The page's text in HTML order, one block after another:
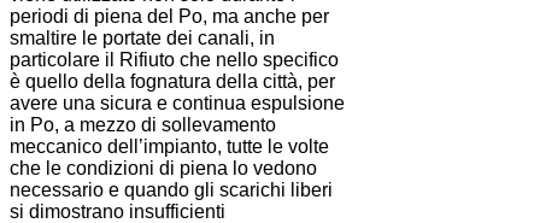
periodi di piena del Po, ma anche per
smaltire le portate dei canali, in
particolare il Rifiuto che nello specifico
è quello della fognatura della città, per
avere una sicura e continua espulsione
in Po, a mezzo di sollevamento
meccanico dell’impianto, tutte le volte
che le condizioni di piena lo vedono
necessario e quando gli scarichi liberi
si dimostrano insufficienti